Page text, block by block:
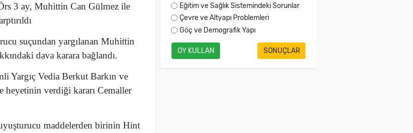
3 ay, Muhittin Can Gülmez ile
suçundan yargılanan Muhittin
dava karara bağlandı.
Yargıç Vedia Berkut Barkın ve
heyetinin verdiği kararı Cemaller
maddelerden birinin Hint
Eğitim ve Sağlık Sistemindeki Sorunlar
Çevre ve Altyapı Problemleri
Göç ve Demografik Yapı
OY KULLAN SONUÇLAR